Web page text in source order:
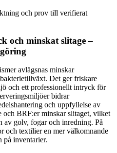
och prov till verifierat
och minskat slitage –
avlägsnas minskar
Det ger friskare
och ett professionellt intryck för
bidrar
och uppfyllelse av
och BRF:er minskar slitaget, vilket
av golv, fogar och inredning. På
och textilier en mer välkomnande
på inventarier.